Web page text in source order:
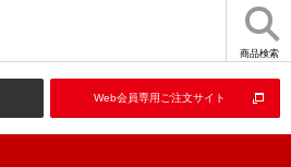
商品検索
Web会員専用ご注文サイト